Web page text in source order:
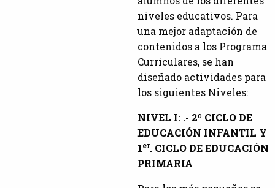
niveles educativos. Para
una mejor adaptación de
contenidos a los Programa
Curriculares, se han
diseñado actividades para
los siguientes Niveles:
NIVEL I: .- 2º CICLO DE
EDUCACIÓN INFANTIL Y
1er. CICLO DE EDUCACIÓN
PRIMARIA